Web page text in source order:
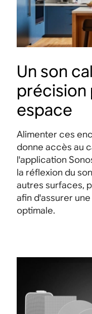
Un son
précision
espace
Alimenter ces
donne accès au
l'application
la réflexion du
autres surfaces,
afin d'assurer
optimale.